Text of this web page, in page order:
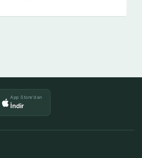
App Store'dan
İndir